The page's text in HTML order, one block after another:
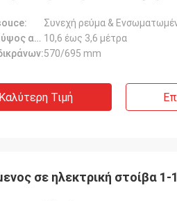
Συνεχή ρεύμα &
Μέγιστο ύψος ανύψωσης: 10,6 έως 3,6 μέτρα
570/695 mm
Καλύτερη Τιμή
σε ηλεκτρική στοίβα